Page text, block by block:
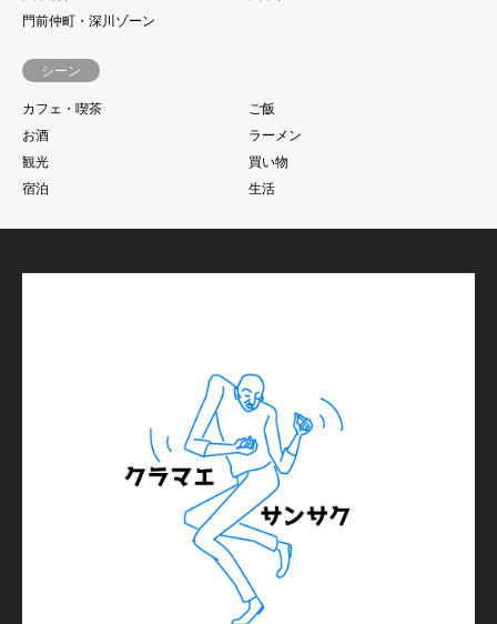
門前仲町・深川ゾーン
シーン
カフェ・喫茶
ご飯
お酒
ラーメン
観光
買い物
宿泊
生活